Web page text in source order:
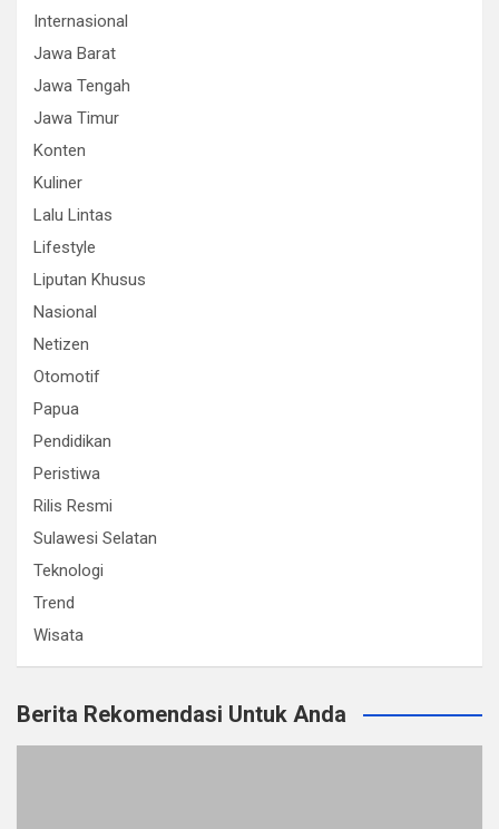
Internasional
Jawa Barat
Jawa Tengah
Jawa Timur
Konten
Kuliner
Lalu Lintas
Lifestyle
Liputan Khusus
Nasional
Netizen
Otomotif
Papua
Pendidikan
Peristiwa
Rilis Resmi
Sulawesi Selatan
Teknologi
Trend
Wisata
Berita Rekomendasi Untuk Anda